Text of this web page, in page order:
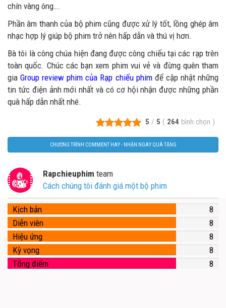
chín vàng óng….
Phần âm thanh của bộ phim cũng được xử lý tốt, lồng ghép âm
nhạc hợp lý giúp bộ phim trở nên hấp dẫn và thú vị hơn.
Bà tôi là công chúa hiện đang được công chiếu tại các rạp trên
toàn quốc. Chúc các bạn xem phim vui vẻ và đừng quên tham
giaGroup review phim của Rạp chiếu phimđể cập nhật những
tin tức điện ảnh mới nhất và có cơ hội nhận được những phần
quà hấp dẫn nhất nhé.
5 / 5 ( 264 bình chọn )
CHƯƠNG TRÌNH COMMENT HAY - NHẬN NGAY QUÀ TẶNG
Rapchieuphim team
Cách chúng tôi đánh giá một bộ phim
Kịch bản
8
Diễn viên
8
Hiệu ứng
8
Kỳ vọng
8
Tổng điểm
8